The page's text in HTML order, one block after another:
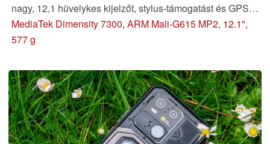
nagy, 12,1 hüvelykes kijelzőt, stylus-támogatást és GPS-
helymeghatározást kínál. Sajnos a globális változat
annyira eltér a kínai verziótól, hogy gyakorlatilag
felszerelt Android-táblagépet.
MediaTek Dimensity 7300, ARM Mali-G615 MP2, 12.1",
577 g